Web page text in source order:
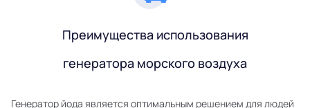
Преимущества использования
генератора морского воздуха
Генератор йода является оптимальным решением для людей